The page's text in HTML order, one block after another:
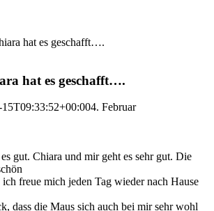
hat es geschafft….
hat es geschafft….
4. Februar
gut. Chiara und mir geht es sehr gut. Die
freue mich jeden Tag wieder nach Hause
dass die Maus sich auch bei mir sehr wohl